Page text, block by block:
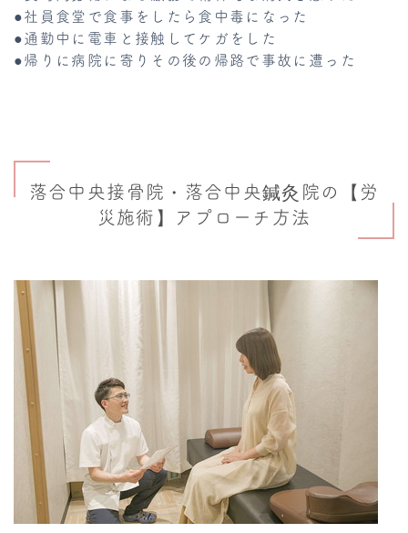
●社員食堂で食事をしたら食中毒になった
●通勤中に電車と接触してケガをした
●帰りに病院に寄りその後の帰路で事故に遭った
落合中央接骨院・落合中央鍼灸院の【労
災施術】アプローチ方法